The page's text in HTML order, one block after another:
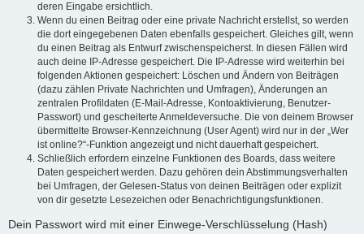
deren Eingabe ersichtlich.
Wenn du einen Beitrag oder eine private Nachricht erstellst, so werden
die dort eingegebenen Daten ebenfalls gespeichert. Gleiches gilt, wenn
du einen Beitrag als Entwurf zwischenspeicherst. In diesen Fällen wird
auch deine IP-Adresse gespeichert. Die IP-Adresse wird weiterhin bei
folgenden Aktionen gespeichert: Löschen und Ändern von Beiträgen
(dazu zählen Private Nachrichten und Umfragen), Änderungen an
zentralen Profildaten (E-Mail-Adresse, Kontoaktivierung, Benutzer-
Passwort) und gescheiterte Anmeldeversuche. Die von deinem Browser
übermittelte Browser-Kennzeichnung (User Agent) wird nur in der „Wer
ist online?“-Funktion angezeigt und nicht dauerhaft gespeichert.
Schließlich erfordern einzelne Funktionen des Boards, dass weitere
Daten gespeichert werden. Dazu gehören dein Abstimmungsverhalten
bei Umfragen, der Gelesen-Status von deinen Beiträgen oder explizit
von dir gesetzte Lesezeichen oder Benachrichtigungsfunktionen.
Dein Passwort wird mit einer Einwege-Verschlüsselung (Hash)